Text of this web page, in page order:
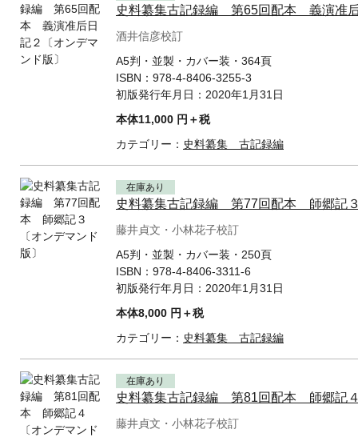
史料纂集古記録編 第65回配本 義演准
酒井信彦校訂
A5判・並製・カバー装・364頁
ISBN： 978-4-8406-3255-3
初版発行年月日： 2020年1月31日
本体11,000 円＋税
カテゴリー： 史料纂集 古記録編
在庫あり
史料纂集古記録編 第77回配本 師郷記
藤井貞文・小林花子校訂
A5判・並製・カバー装・250頁
ISBN： 978-4-8406-3311-6
初版発行年月日： 2020年1月31日
本体8,000 円＋税
カテゴリー： 史料纂集 古記録編
在庫あり
史料纂集古記録編 第81回配本 師郷記
藤井貞文・小林花子校訂